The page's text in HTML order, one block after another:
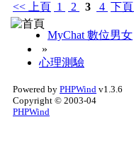
<< 上頁 1 2 3 4 下頁
MyChat 數位男女
»
心理測驗
Powered by PHPWind v1.3.6
Copyright © 2003-04
PHPWind